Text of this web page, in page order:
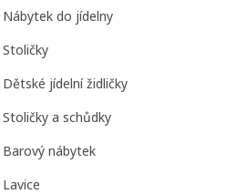
Nábytek do jídelny
Stoličky
Dětské jídelní židličky
Stoličky a schůdky
Barový nábytek
Lavice